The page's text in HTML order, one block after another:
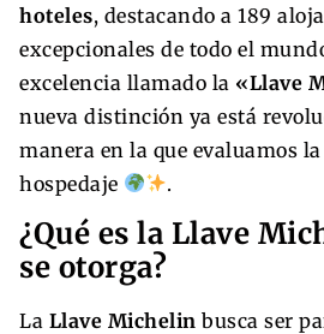
hoteles, destacando a 189
excepcionales de todo el
excelencia llamado la «Llave
nueva distinción ya está
manera en la que evaluamos
hospedaje
.
¿Qué es la Llave
se otorga?
La Llave Michelin busca ser